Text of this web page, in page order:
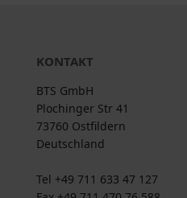
KONTAKT
BTS GmbH
Plochinger Str 41
73760 Ostfildern
Deutschland
Tel +49 711 633 47 127